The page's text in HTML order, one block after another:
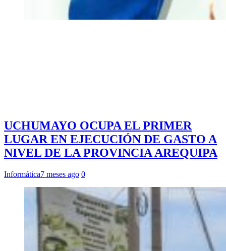
UCHUMAYO OCUPA EL PRIMER
LUGAR EN EJECUCIÓN DE GASTO A
NIVEL DE LA PROVINCIA AREQUIPA
Informática7 meses ago 0